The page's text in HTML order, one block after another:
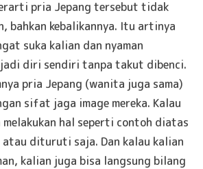
pria Jepang tersebut tidak
bahkan kebalikannya. Itu artinya
suka kalian dan nyaman
diri sendiri tanpa takut dibenci.
pria Jepang (wanita juga sama)
sifat jaga image mereka. Kalau
hal seperti contoh diatas
dituruti saja. Dan kalau kalian
kalian juga bisa langsung bilang